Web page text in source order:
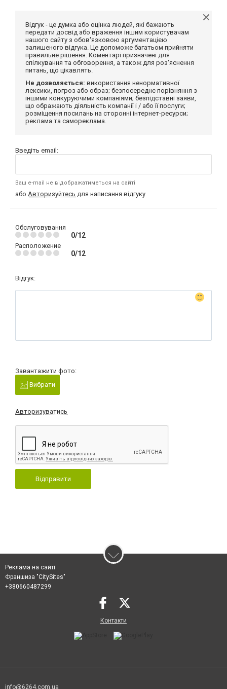
Відгук - це думка або оцінка людей, які бажають
передати досвід або враження іншим користувачам
нашого сайту з обов'язковою аргументацією
залишеного відгука. Це допоможе багатьом прийняти
правильне рішення. Коментарі призначені для
спілкування та обговорення, а також для роз'яснення
питань, що цікавлять.
Не дозволяється: використання ненормативної
лексики, погроз або образ; безпосереднє порівняння з
іншими конкуруючими компаніями; безпідставні заяви,
що ображають діяльність компанії і / або її послуги;
розміщення посилань на сторонні інтернет-ресурси;
реклама та самореклама.
Введіть email:
Ваш e-mail не відображатиметься на сайті
або Авторизуйтесь для написання відгуку
Обслуговування
0/12
Расположение
0/12
Відгук:
Завантажити фото:
Вибрати
Авторизуватись
Відправити
Реклама на сайті
Франшиза "CitySites"
+380660487299
Контакти
info@6264.com.ua